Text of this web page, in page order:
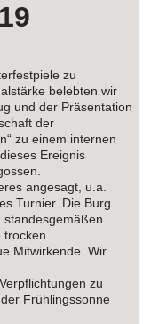
zu
belebten wir
und der Präsentation
der
zu einem internen
Ereignis
angesagt, u.a.
Turnier. Die Burg
standesgemäßen
trocken…
Mitwirkende. Wir
zu
Frühlingssonne